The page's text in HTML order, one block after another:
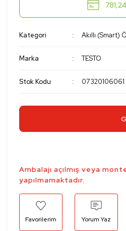
Kategori Akıllı (Smart)
Marka TESTO
Stok Kodu 07320106061
Ambalajı açılmış veya
yapılmamaktadır.
Yorum Yaz